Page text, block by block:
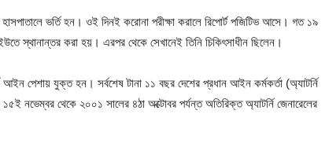
ভর্তি হন। ওই দিনই করোনা পরীক্ষা করালে রিপোর্ট পজিটিভ আসে। গত ১৯
স্থানান্তর করা হয়। এরপর থেকে সেখানেই তিনি চিকিৎসাধীন ছিলেন।
পেশায় যুক্ত হন। সর্বশেষ টানা ১১ বছর দেশের প্রধান আইন কর্মকর্তা (অ্যাটর্নি
নভেম্বর থেকে ২০০১ সালের ৪ঠা অক্টোবর পর্যন্ত অতিরিক্ত অ্যাটর্নি জেনারেলের